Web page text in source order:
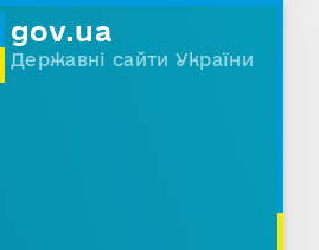
gov.ua
Державні сайти України